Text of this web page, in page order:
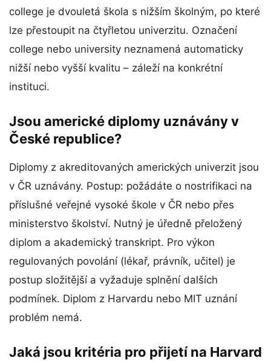
college je dvouletá škola s nižším školným, po které
lze přestoupit na čtyřletou univerzitu. Označení
college nebo university neznamená automaticky
nižší nebo vyšší kvalitu – záleží na konkrétní
instituci.
Jsou americké diplomy uznávány v
České republice?
Diplomy z akreditovaných amerických univerzit jsou
v ČR uznávány. Postup: požádáte o nostrifikaci na
příslušné veřejné vysoké škole v ČR nebo přes
ministerstvo školství. Nutný je úředně přeložený
diplom a akademický transkript. Pro výkon
regulovaných povolání (lékař, právník, učitel) je
postup složitější a vyžaduje splnění dalších
podmínek. Diplom z Harvardu nebo MIT uznání
problém nemá.
Jaká jsou kritéria pro přijetí na Harvard